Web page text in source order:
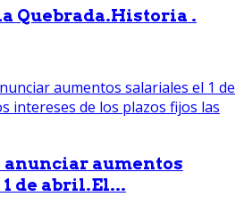
Quebrada.Historia .
anunciar aumentos
de abril.El...